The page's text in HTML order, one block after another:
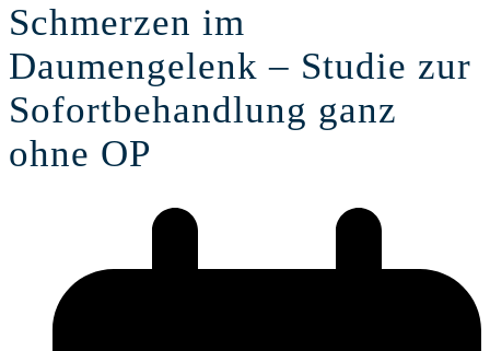
Schmerzen im
Daumengelenk – Studie zur
Sofortbehandlung ganz
ohne OP